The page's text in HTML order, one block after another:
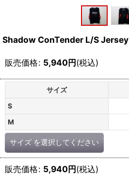
Shadow ConTender L/S Jersey
販売価格: 5,940円(税込)
サイズ
S
M
サイズ を選択してください
販売価格: 5,940円(税込)